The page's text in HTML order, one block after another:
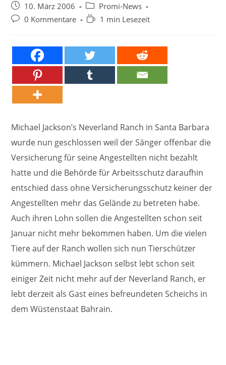
Beitrag
veröffentlicht:
10. März 2006
Beitrags-
Kategorie:
Promi-News
Beitrags-
0 Kommentare Lesedauer:
1 min Lesezeit
Michael Jackson’s Neverland Ranch in Santa Barbara
wurde nun geschlossen weil der Sänger offenbar die
Versicherung für seine Angestellten nicht bezahlt
hatte und die Behörde für Arbeitsschutz daraufhin
entschied dass ohne Versicherungsschutz keiner der
Angestellten mehr das Gelände zu betreten habe.
Auch ihren Lohn sollen die Angestellten schon seit
Januar nicht mehr bekommen haben. Um die vielen
Tiere auf der Ranch wollen sich nun Tierschützer
kümmern. Michael Jackson selbst lebt schon seit
einiger Zeit nicht mehr auf der Neverland Ranch, er
lebt derzeit als Gast eines befreundeten Scheichs in
dem Wüstenstaat Bahrain.